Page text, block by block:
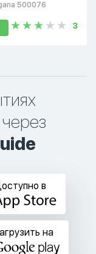
500076
3
в
на